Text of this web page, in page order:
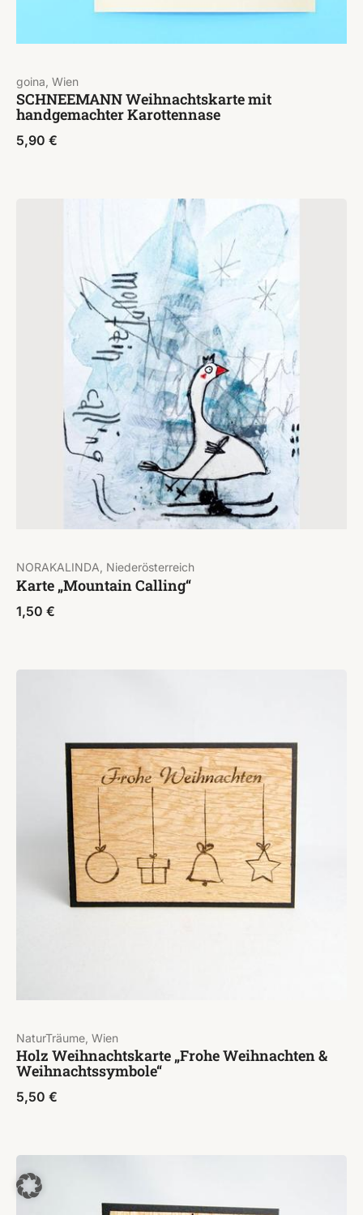
goina, Wien
SCHNEEMANN Weihnachtskarte mit
handgemachter Karottennase
5,90 €
NORAKALINDA, Niederösterreich
Karte „Mountain Calling“
1,50 €
NaturTräume, Wien
Holz Weihnachtskarte „Frohe Weihnachten &
Weihnachtssymbole“
5,50 €